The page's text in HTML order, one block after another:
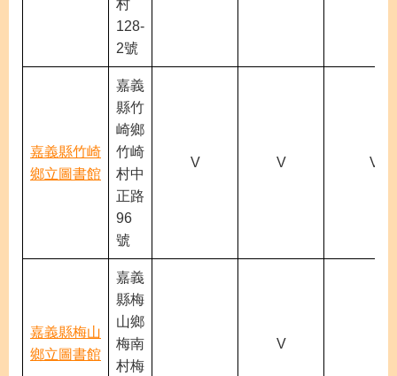
村
128-
2號
嘉義縣竹崎
鄉立圖書館
嘉義
縣竹
崎鄉
竹崎
村中
正路
96
號
V V V
嘉義縣梅山
鄉立圖書館
嘉義
縣梅
山鄉
梅南
村梅
V